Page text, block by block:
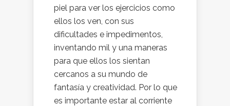
piel para ver los ejercicios como
ellos los ven, con sus
dificultades e impedimentos,
inventando mil y una maneras
para que ellos los sientan
cercanos a su mundo de
fantasía y creatividad. Por lo que
es importante estar al corriente